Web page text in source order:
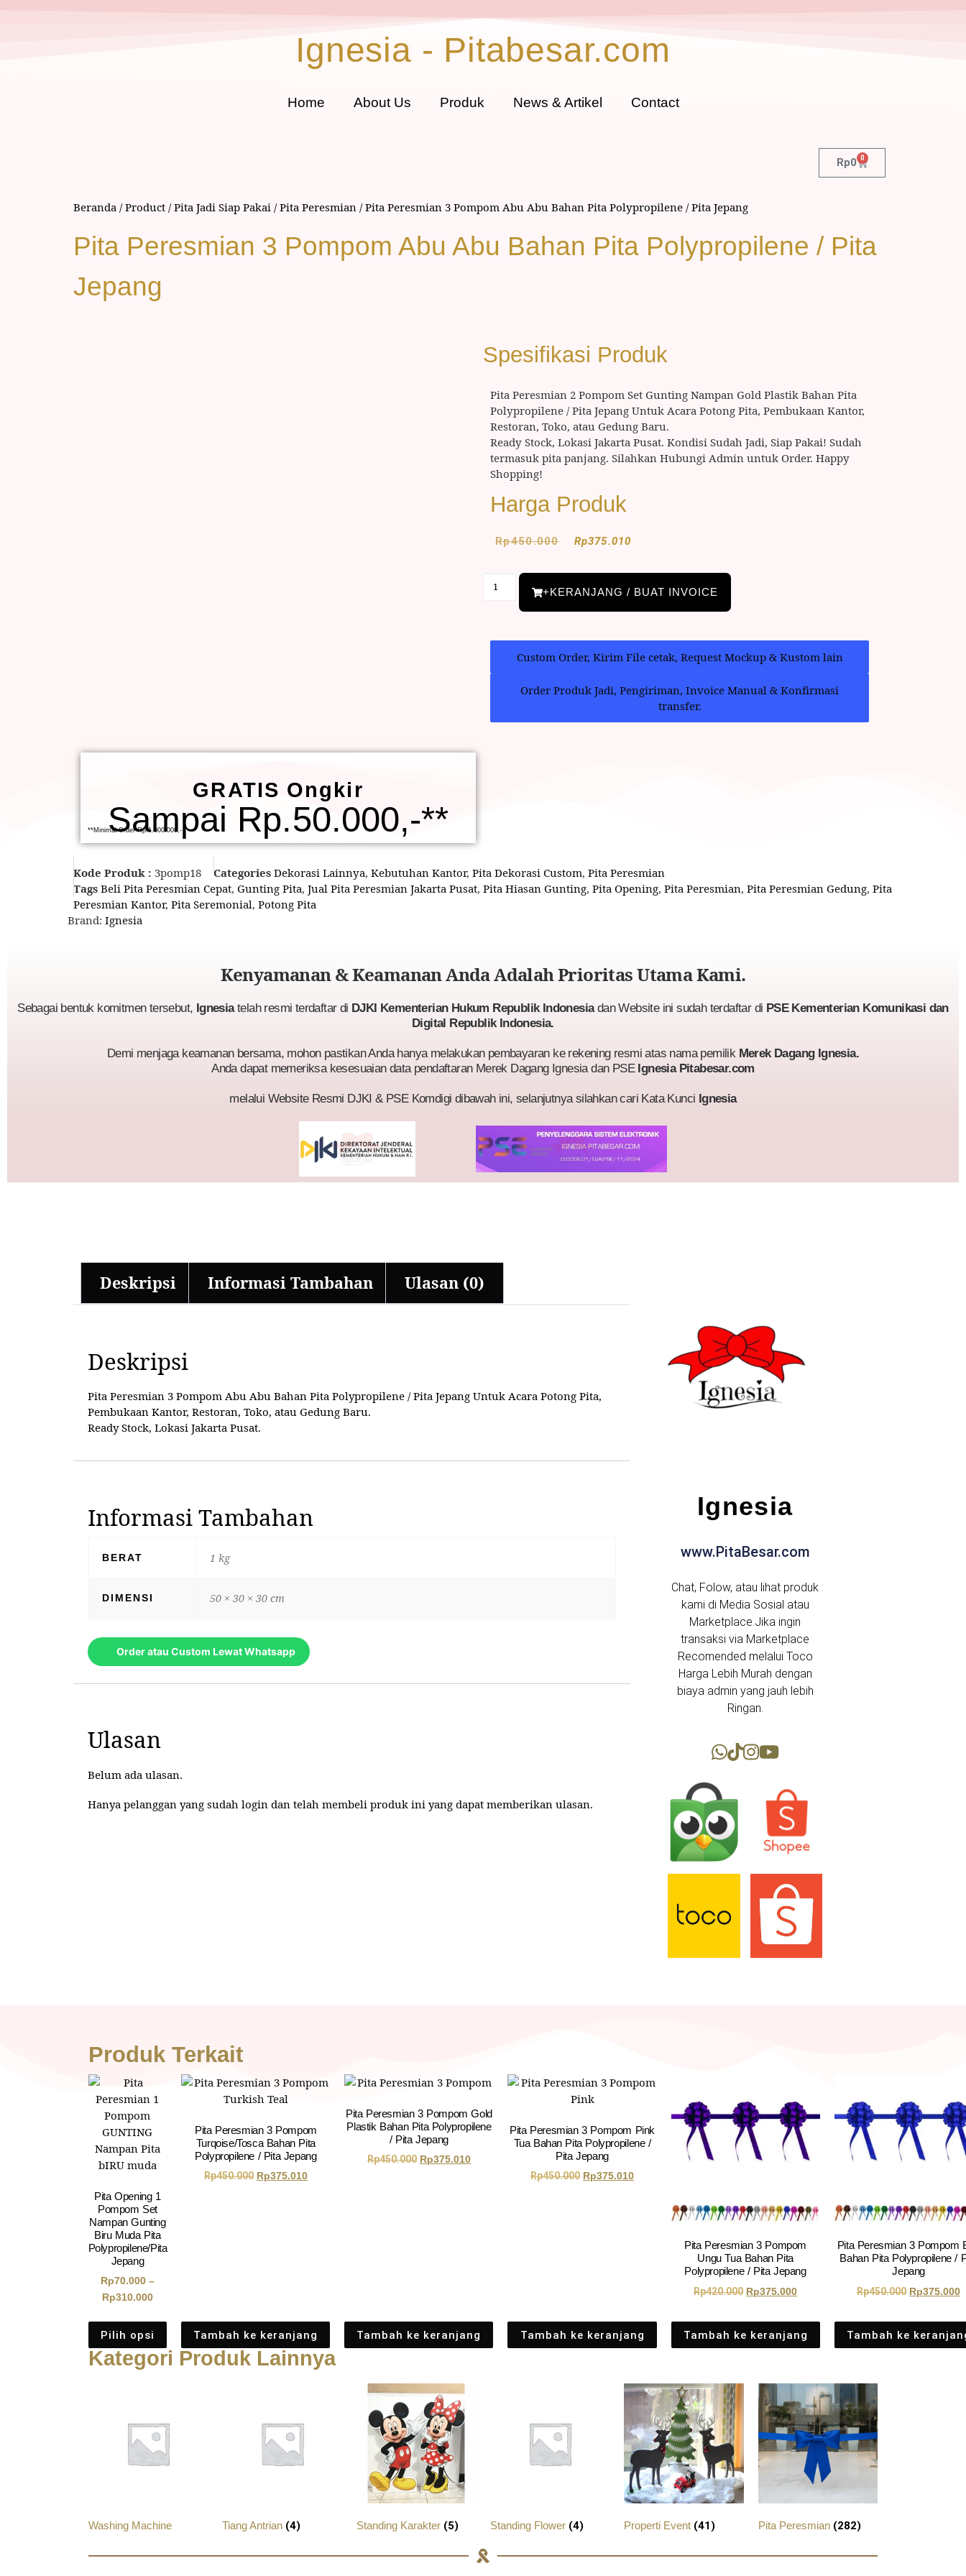
Ignesia - Pitabesar.com
Home About Us Produk News & Artikel Contact
Rp0 0
Beranda /Product /Pita Jadi Siap Pakai /Pita Peresmian / Pita Peresmian 3 Pompom Abu Abu Bahan Pita Polypropilene / Pita Jepang
Pita Peresmian 3 Pompom Abu Abu Bahan Pita Polypropilene / Pita
Jepang
GRATIS Ongkir
Sampai Rp.50.000,-**
**Minimal Order Rp.1.000.000,-
Spesifikasi Produk
Pita Peresmian 2 Pompom Set Gunting Nampan Gold Plastik Bahan Pita
Polypropilene / Pita Jepang Untuk Acara Potong Pita, Pembukaan Kantor,
Restoran, Toko, atau Gedung Baru.
Ready Stock, Lokasi Jakarta Pusat. Kondisi Sudah Jadi, Siap Pakai! Sudah
termasuk pita panjang. Silahkan Hubungi Admin untuk Order. Happy
Shopping!
Harga Produk
Rp450.000 Rp375.010
+KERANJANG / BUAT INVOICE
Custom Order, Kirim File cetak, Request Mockup & Kustom lain
Order Produk Jadi, Pengiriman, Invoice Manual & Konfirmasi
transfer.
Kode Produk : 3pomp18 Categories Dekorasi Lainnya, Kebutuhan Kantor, Pita Dekorasi Custom, Pita Peresmian
Tags Beli Pita Peresmian Cepat, Gunting Pita, Jual Pita Peresmian Jakarta Pusat, Pita Hiasan Gunting, Pita Opening, Pita Peresmian, Pita Peresmian Gedung, Pita
Peresmian Kantor, Pita Seremonial, Potong Pita
Brand: Ignesia
Kenyamanan & Keamanan Anda Adalah Prioritas Utama Kami.
Sebagai bentuk komitmen tersebut, Ignesiatelah resmi terdaftar di DJKI Kementerian Hukum Republik Indonesiadan Website ini sudah terdaftar di PSE Kementerian Komunikasi dan
Digital Republik Indonesia.
Demi menjaga keamanan bersama, mohon pastikan Anda hanya melakukan pembayaran ke rekening resmi atas nama pemilik Merek Dagang Ignesia.
Anda dapat memeriksa kesesuaian data pendaftaran Merek Dagang Ignesia dan PSE Ignesia Pitabesar.com
melalui Website Resmi DJKI & PSE Komdigi dibawah ini, selanjutnya silahkan cari Kata Kunci Ignesia
Deskripsi Informasi Tambahan Ulasan (0)
Deskripsi
Pita Peresmian 3 Pompom Abu Abu Bahan Pita Polypropilene / Pita Jepang Untuk Acara Potong Pita,
Pembukaan Kantor, Restoran, Toko, atau Gedung Baru.
Ready Stock, Lokasi Jakarta Pusat.
Informasi Tambahan
BERAT 1 kg
DIMENSI 50 × 30 × 30 cm
Order atau Custom Lewat Whatsapp
Ulasan
Belum ada ulasan.
Hanya pelanggan yang sudah login dan telah membeli produk ini yang dapat memberikan ulasan.
Ignesia
www.PitaBesar.com
Chat, Folow, atau lihat produk
kami di Media Sosial atau
Marketplace.Jika ingin
transaksi via Marketplace
Recomended melalui Toco
Harga Lebih Murah dengan
biaya admin yang jauh lebih
Ringan.
Produk Terkait
Pita Opening 1
Pompom Set
Nampan Gunting
Biru Muda Pita
Polypropilene/Pita
Jepang
Rp70.000 –
Rp310.000
Pilih opsi
Pita Peresmian 3 Pompom
Turqoise/Tosca Bahan Pita
Polypropilene / Pita Jepang
Rp450.000 Rp375.010
Tambah ke keranjang
Pita Peresmian 3 Pompom Gold
Plastik Bahan Pita Polypropilene
/ Pita Jepang
Rp450.000 Rp375.010
Tambah ke keranjang
Pita Peresmian 3 Pompom Pink
Tua Bahan Pita Polypropilene /
Pita Jepang
Rp450.000 Rp375.010
Tambah ke keranjang
Pita Peresmian 3 Pompom
Ungu Tua Bahan Pita
Polypropilene / Pita Jepang
Rp420.000 Rp375.000
Tambah ke keranjang
Pita Peresmian 3 Pompom
Bahan Pita Polypropilene /
Jepang
Rp450.000 Rp375.000
Tambah ke
Kategori Produk Lainnya
Washing Machine Tiang Antrian (4) Standing Karakter (5) Standing Flower (4) Properti Event (41) Pita Peresmian (282)